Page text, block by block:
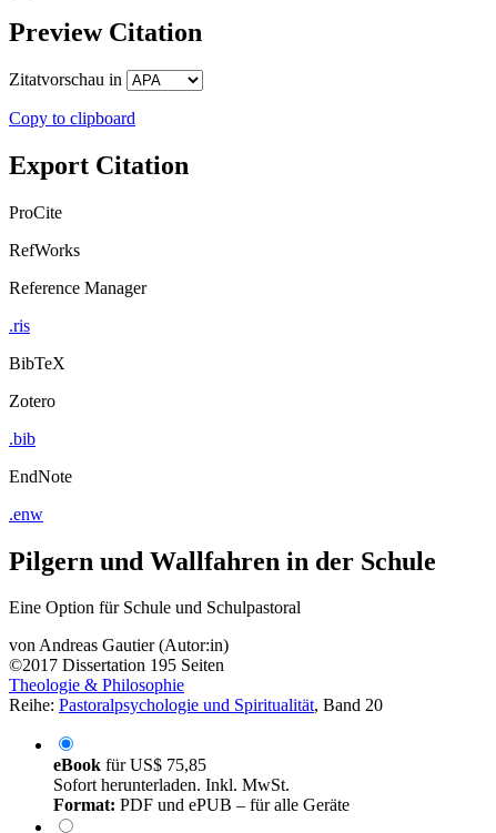
Preview Citation
Zitatvorschau in
Copy to clipboard
Export Citation
ProCite
RefWorks
Reference Manager
.ris
BibTeX
Zotero
.bib
EndNote
.enw
Pilgern und Wallfahren in der Schule
Eine Option für Schule und Schulpastoral
vonAndreas Gautier (Autor:in)
©2017 Dissertation 195 Seiten
Theologie & Philosophie
Reihe: Pastoralpsychologie und Spiritualität, Band 20
eBook fürUS$ 75,85
Sofort herunterladen. Inkl. MwSt.
Format: PDF und ePUB – für alle Geräte